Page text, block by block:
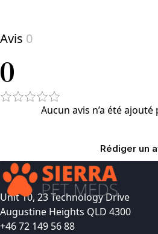
Avis 0
0
Aucun avis n’a été
Rédiger un
Unit 10, 23 Technology Drive
Augustine Heights QLD 4300
+46 72 149 56 88